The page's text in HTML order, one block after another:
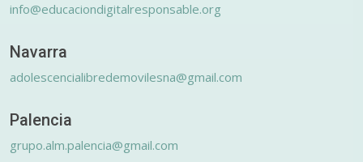
info@educaciondigitalresponsable.org
Navarra
adolescencialibredemovilesna@gmail.com
Palencia
grupo.alm.palencia@gmail.com